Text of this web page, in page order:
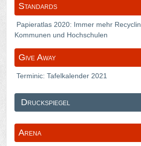
Standards
Papieratlas 2020: Immer mehr
Kommunen und Hochschulen
Give Away
Terminic: Tafelkalender 2021
Druckspiegel
Arena